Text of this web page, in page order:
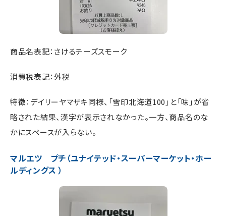
商品名表記：さけるチーズスモーク
消費税表記：外税
特徴：デイリーヤマザキ同様、「雪印北海道100」と「味」が省
略された結果、漢字が表示されなかった。一方、商品名のな
かにスペースが入らない。
マルエツ プチ（ユナイテッド・スーパーマーケット・ホー
ルディングス ）